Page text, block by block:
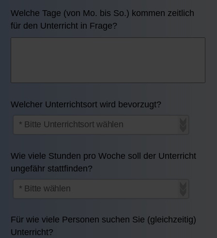
Welche Tage (von Mo. bis So.) kommen zeitlich
für den Unterricht in Frage?
Welcher Unterrichtsort wird bevorzugt?
Wie viele Stunden pro Woche soll der Unterricht
ungefähr stattfinden?
Für wie viele Personen suchen Sie (gleichzeitig)
Unterricht?